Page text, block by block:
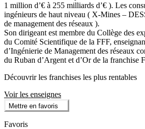
1 million d’€ à 255 milliards d’€ ). Les
ingénieurs de haut niveau ( X-Mines –
de management des réseaux ).
Son dirigeant est membre du Collège des
du Comité Scientifique de la FFF,
d’Ingénierie de Management des réseaux
du Ruban d’Argent et d’Or de la franchise
Découvrir les franchises les plus rentables
Voir les enseignes
Mettre en favoris
Favoris